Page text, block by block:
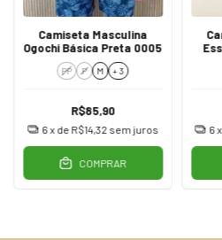
Camiseta Masculina
Ogochi Básica Preta 0005
PP P M + 3
R$85,90
6x de R$14,32 sem juros
COMPRAR
6